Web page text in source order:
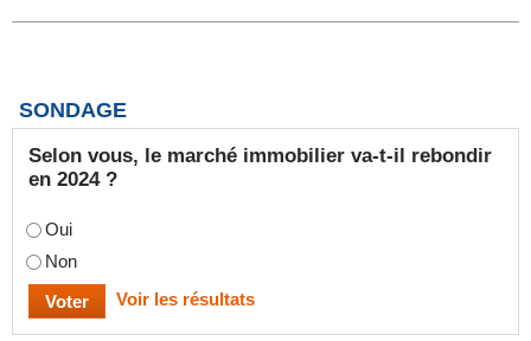
SONDAGE
Selon vous, le marché immobilier va-t-il rebondir
en 2024 ?
Oui
Non
Voir les résultats